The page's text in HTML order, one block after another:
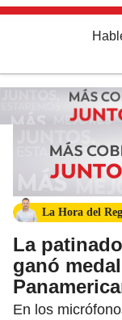
La Hora del
La
ganó
En los